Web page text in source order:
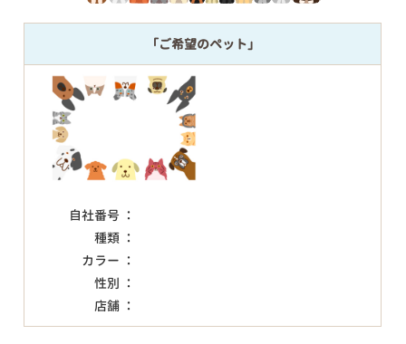
「ご希望のペット」
自社番号 ：
種類 ：
カラー ：
性別 ：
店舗 ：